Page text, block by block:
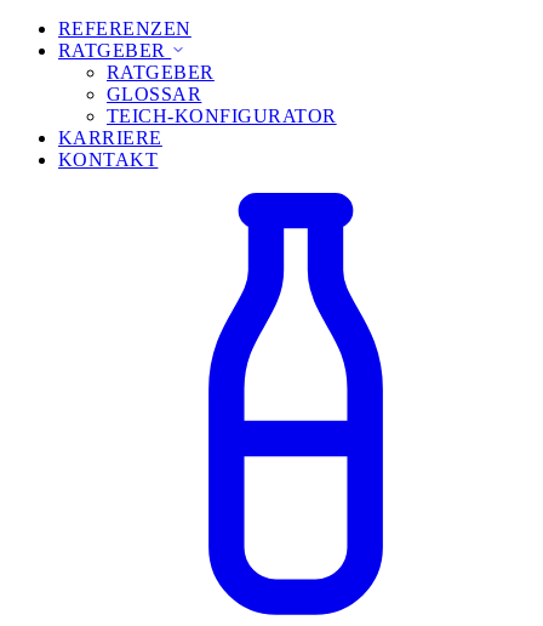
REFERENZEN
RATGEBER
RATGEBER
GLOSSAR
TEICH-KONFIGURATOR
KARRIERE
KONTAKT